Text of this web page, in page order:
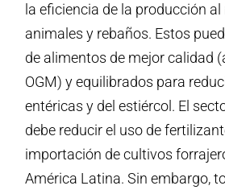
la eficiencia de la producción al
animales y rebaños. Estos
de alimentos de mejor calidad
OGM) y equilibrados para
entéricas y del estiércol. El
debe reducir el uso de
importación de cultivos
América Latina. Sin embargo,